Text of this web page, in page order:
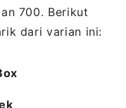
700. Berikut
dari varian ini: